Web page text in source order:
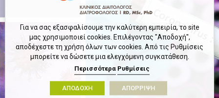
Για να σας εξασφαλίσουμε την καλύτερη εμπειρία, το site
μας χρησιμοποιεί cookies. Επιλέγοντας "Αποδοχή",
αποδέχεστε τη χρήση όλων των cookies. Από τις Ρυθμίσεις
μπορείτε να δώσετε μια ελεγχόμενη συγκατάθεση.
Περισσότερα Ρυθμίσεις
ΑΠΟΔΟΧΗ ΑΠΟΡΡΙΨΗ